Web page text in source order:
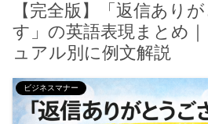
【完全版】「返信あり
す」の英語表現まとめ
ュアル別に例文解説
ビジネスマナー